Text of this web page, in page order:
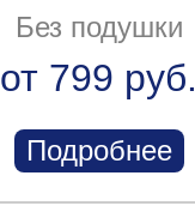
Без подушки
от 799 руб.
Подробнее